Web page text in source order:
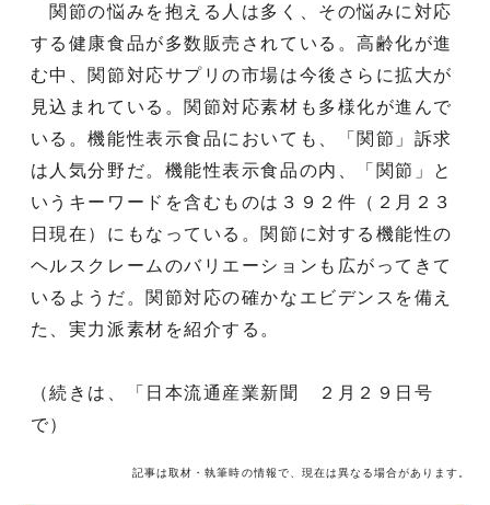
関節の悩みを抱える人は多く、その悩みに対応
する健康食品が多数販売されている。高齢化が進
む中、関節対応サプリの市場は今後さらに拡大が
見込まれている。関節対応素材も多様化が進んで
いる。機能性表示食品においても、「関節」訴求
は人気分野だ。機能性表示食品の内、「関節」と
いうキーワードを含むものは３９２件（２月２３
日現在）にもなっている。関節に対する機能性の
ヘルスクレームのバリエーションも広がってきて
いるようだ。関節対応の確かなエビデンスを備え
た、実力派素材を紹介する。
（続きは、「日本流通産業新聞 ２月２９日号
で）
記事は取材・執筆時の情報で、現在は異なる場合があります。